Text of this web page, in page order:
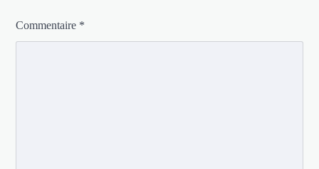
Commentaire *